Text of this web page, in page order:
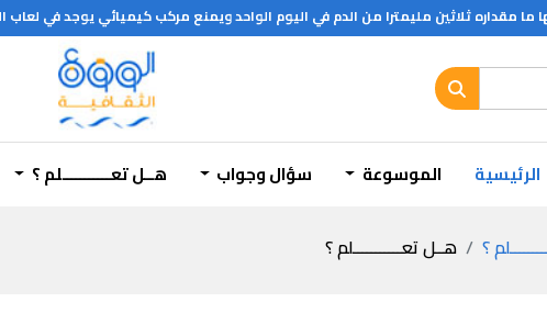
مقداره ثلاثين مليمترا من الدم في اليوم الواحد ويمنع مركب كيميائي يوجد في لعاب
الرئيسية الموسوعة سؤال وجواب هــل تعـــــــــــلم ؟
؟ هــل تعـــــــــــلم ؟